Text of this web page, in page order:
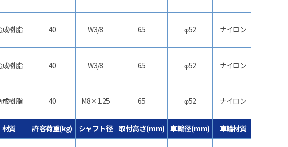
成樹脂 40 W3/8 65 φ52 ナイロン
成樹脂 40 W3/8 65 φ52 ナイロン
成樹脂 40 M8×1.25 65 φ52 ナイロン
材質 許容荷重(kg) シャフト径 取付高さ(mm) 車輪径(mm) 車輪材質